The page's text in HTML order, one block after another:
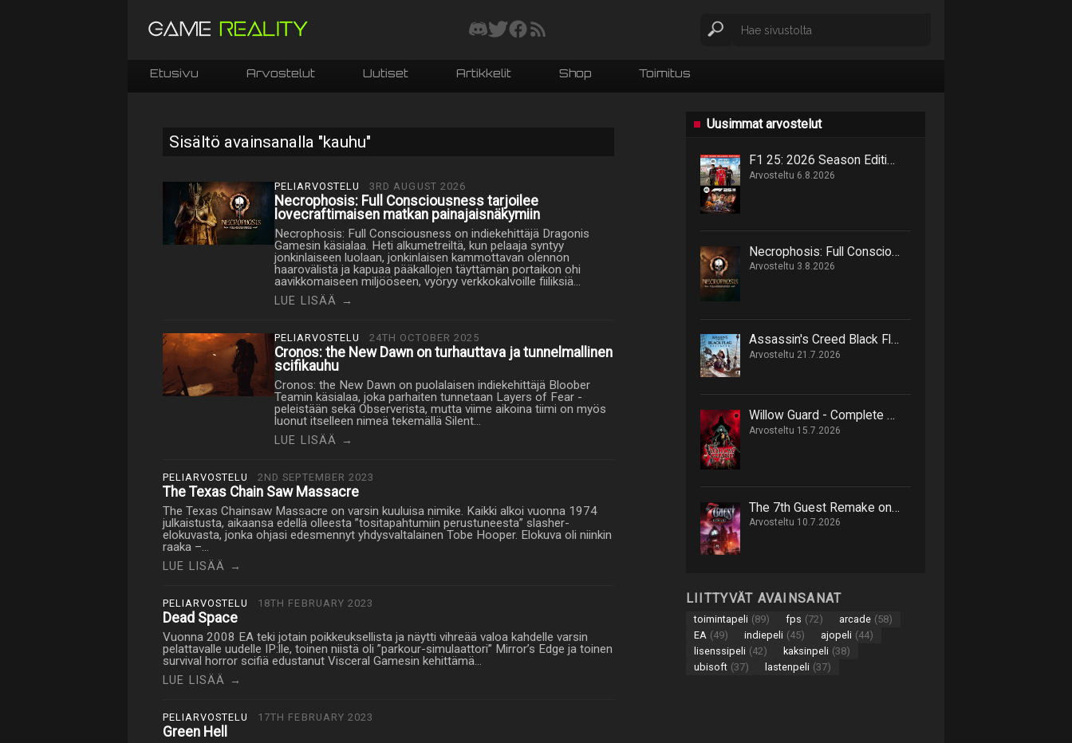
Etusivu Arvostelut Uutiset Artikkelit Shop Toimitus
Sisältö avainsanalla "kauhu"
PELIARVOSTELU 3RD AUGUST 2026
Necrophosis: Full Consciousness tarjoilee
lovecraftimaisen matkan painajaisnäkymiin
Necrophosis: Full Consciousness on indiekehittäjä Dragonis
Gamesin käsialaa. Heti alkumetreiltä, kun pelaaja syntyy
jonkinlaiseen luolaan, jonkinlaisen kammottavan olennon
haarovälistä ja kapuaa pääkallojen täyttämän portaikon ohi
aavikkomaiseen miljööseen, vyöryy verkkokalvoille fiiliksiä…
LUE LISÄÄ →
PELIARVOSTELU 24TH OCTOBER 2025
Cronos: the New Dawn on turhauttava ja tunnelmallinen
scifikauhu
Cronos: the New Dawn on puolalaisen indiekehittäjä Bloober
Teamin käsialaa, joka parhaiten tunnetaan Layers of Fear -
peleistään sekä Observerista, mutta viime aikoina tiimi on myös
luonut itselleen nimeä tekemällä Silent…
LUE LISÄÄ →
PELIARVOSTELU 2ND SEPTEMBER 2023
The Texas Chain Saw Massacre
The Texas Chainsaw Massacre on varsin kuuluisa nimike. Kaikki alkoi vuonna 1974
julkaistusta, aikaansa edellä olleesta ”tositapahtumiin perustuneesta” slasher-
elokuvasta, jonka ohjasi edesmennyt yhdysvaltalainen Tobe Hooper. Elokuva oli niinkin
raaka –…
LUE LISÄÄ →
PELIARVOSTELU 18TH FEBRUARY 2023
Dead Space
Vuonna 2008 EA teki jotain poikkeuksellista ja näytti vihreää valoa kahdelle varsin
pelattavalle uudelle IP:lle, toinen niistä oli ”parkour-simulaattori” Mirror’s Edge ja toinen
survival horror scifiä edustanut Visceral Gamesin kehittämä…
LUE LISÄÄ →
PELIARVOSTELU 17TH FEBRUARY 2023
Green Hell
Uusimmat arvostelut
F1 25: 2026 Season Edition niputtaa uutta ja vanhaa samaan pakettiin
Arvosteltu 6.8.2026
Necrophosis: Full Consciousness tarjoilee lovecraftimaisen matkan painajaisnäkymiin
Arvosteltu 3.8.2026
Assassin's Creed Black Flag Resynced marssittaa epäilijät lankulta
Arvosteltu 21.7.2026
Willow Guard - Complete Edition on hack 'n' slash -retki eläinten valtakuntaan
Arvosteltu 15.7.2026
The 7th Guest Remake on onnistunut uusinta 90-luvun seikkailusta
Arvosteltu 10.7.2026
LIITTYVÄT AVAINSANAT
toimintapeli (89) fps (72) arcade (58)
EA (49) indiepeli (45) ajopeli (44)
lisenssipeli (42) kaksinpeli (38)
ubisoft (37) lastenpeli (37)